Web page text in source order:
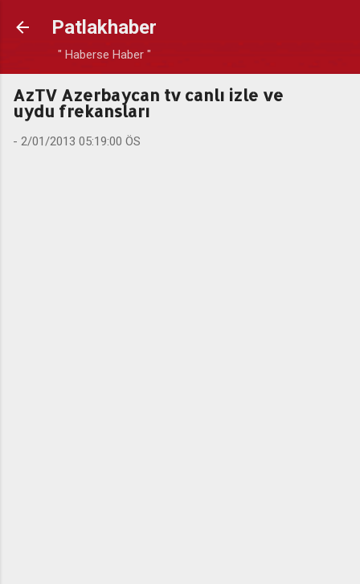
Ana içeriğe atla
Patlakhaber
" Haberse Haber "
AzTV Azerbaycan tv canlı izle ve
uydu frekansları
- 2/01/2013 05:19:00 ÖS